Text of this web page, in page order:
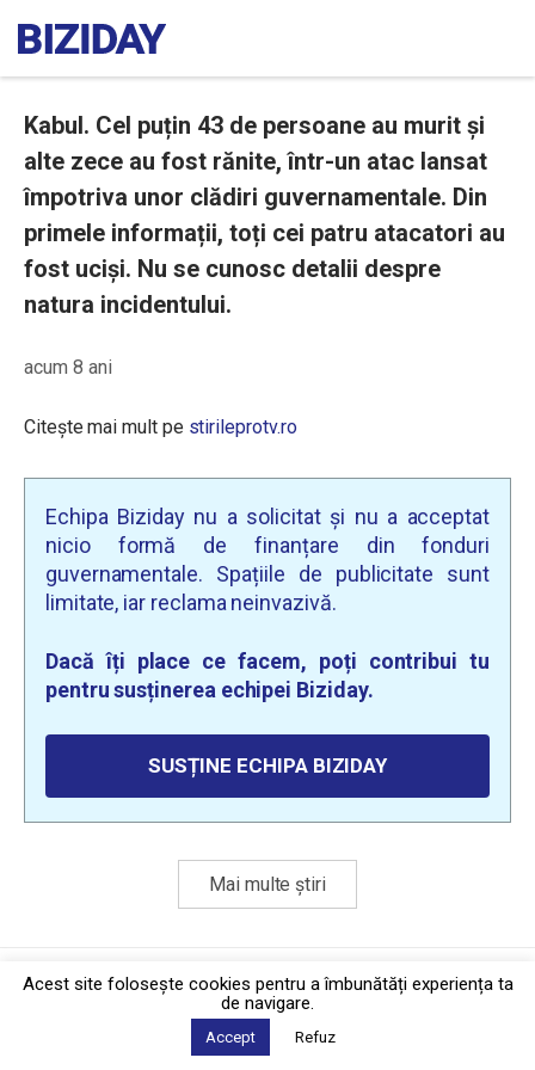
Kabul. Cel puțin 43 de persoane au murit și
alte zece au fost rănite, într-un atac lansat
împotriva unor clădiri guvernamentale. Din
primele informații, toți cei patru atacatori au
fost uciși. Nu se cunosc detalii despre
natura incidentului.
acum 8 ani
Citește mai mult pe stirileprotv.ro
Echipa Biziday nu a solicitat și nu a acceptat
nicio formă de finanțare din fonduri
guvernamentale. Spațiile de publicitate sunt
limitate, iar reclama neinvazivă.
Dacă îți place ce facem, poți contribui tu
pentru susținerea echipei Biziday.
SUSȚINE ECHIPA BIZIDAY
Mai multe știri
Politica de confidențialitate·Contact
2026 © Biziday
Acest site foloseşte cookies pentru a îmbunătăți experiența ta
de navigare.
Accept Refuz